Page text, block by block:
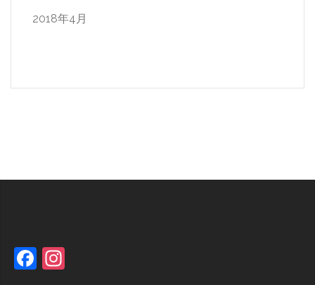
2018年4月
Facebook